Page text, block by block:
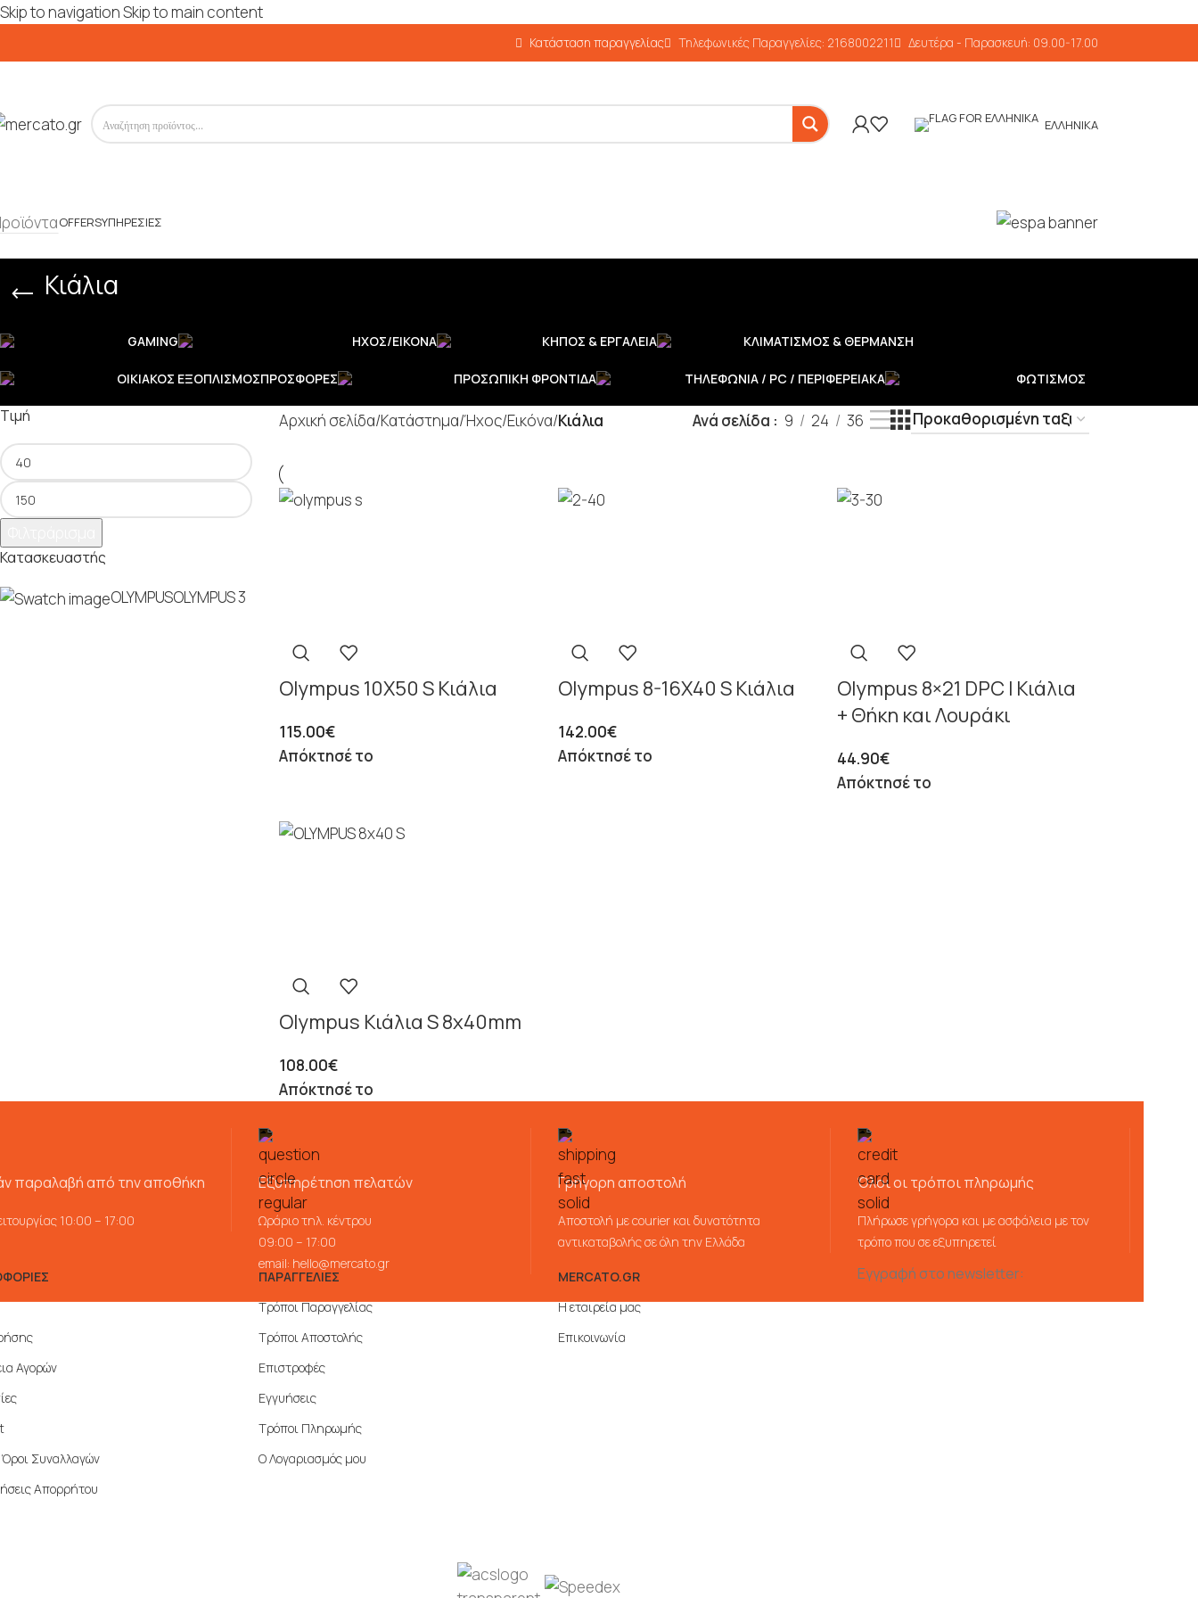
Skip to navigationSkip to main content
Κατάσταση παραγγελίας Τηλεφωνικές Παραγγελίες: 2168002211 Δευτέρα - Παρασκευή: 09.00-17.00
ΕΛΛΗΝΙΚΆ
OFFERSΥΠΗΡΕΣΊΕΣ
Κιάλια
GAMING ΉΧΟΣ/ΕΙΚΌΝΑ ΚΉΠΟΣ & ΕΡΓΑΛΕΊΑ ΚΛΙΜΑΤΙΣΜΟΣ & ΘΕΡΜΑΝΣΗ
ΟΙΚΙΑΚΌΣ ΕΞΟΠΛΙΣΜΌΣΠΡΟΣΦΟΡΈΣ ΠΡΟΣΩΠΙΚΉ ΦΡΟΝΤΊΔΑ ΤΗΛΕΦΩΝΊΑ / PC / ΠΕΡΙΦΕΡΕΙΑΚΆ ΦΩΤΙΣΜΌΣ
Τιμή
Κατασκευαστής
OLYMPUSOLYMPUS3
Αρχική σελίδα/Κατάστημα/Ήχος/Εικόνα/Κιάλια Ανά σελίδα 9 24 36
Olympus 10X50 S Κιάλια
115.00€
Απόκτησέ το
Olympus 8-16X40 S Κιάλια
142.00€
Απόκτησέ το
Olympus 8×21 DPC I Κιάλια
+ Θήκη και Λουράκι
44.90€
Απόκτησέ το
Olympus Κιάλια S 8x40mm
108.00€
Απόκτησέ το
παραλαβή από την αποθήκη
10:00 – 17:00
Εξυπηρέτηση πελατών
Ωράριο τηλ. κέντρου
09:00 – 17:00
email: hello@mercato.gr
Γρήγορη αποστολή
Αποστολή με courier και δυνατότητα
αντικαταβολής σε όλη την Ελλάδα
Όλοι οι τρόποι πληρωμής
Πλήρωσε γρήγορα και με ασφάλεια με τον
τρόπο που σε εξυπηρετεί
Αγορών
Όροι Συναλλαγών
Απορρήτου
ΠΑΡΑΓΓΕΛΙΕΣ
Τρόποι Παραγγελίας
Τρόποι Αποστολής
Επιστροφές
Εγγυήσεις
Τρόποι Πληρωμής
Ο Λογαριασμός μου
MERCATO.GR
Η εταιρεία μας
Επικοινωνία
Εγγραφή στο newsletter: